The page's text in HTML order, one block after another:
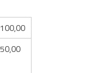
100,00
50,00